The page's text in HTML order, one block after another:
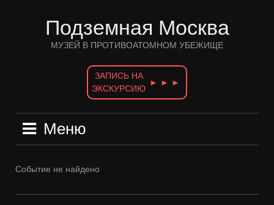
Подземная Москва
МУЗЕЙ В ПРОТИВОАТОМНОМ УБЕЖИЩЕ
ЗАПИСЬ НА
ЭКСКУРСИЮ
► ► ►
Меню
Событие не найдено